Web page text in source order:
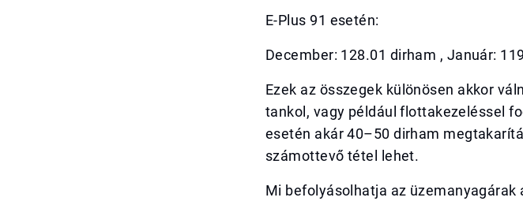
E-Plus 91 esetén:
December: 128.01 dirham , Január:
Ezek az összegek különösen akkor
tankol, vagy például flottakezeléssel
esetén akár 40–50 dirham
számottevő tétel lehet.
Mi befolyásolhatja az üzemanyagárak